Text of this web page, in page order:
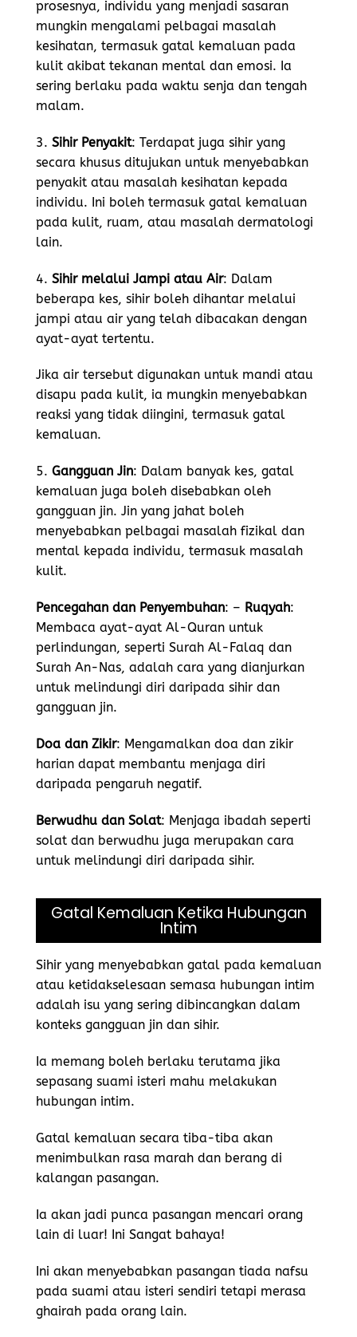
prosesnya, individu yang menjadi sasaran
mungkin mengalami pelbagai masalah
kesihatan, termasuk gatal kemaluan pada
kulit akibat tekanan mental dan emosi. Ia
sering berlaku pada waktu senja dan tengah
malam.
3. Sihir Penyakit: Terdapat juga sihir yang
secara khusus ditujukan untuk menyebabkan
penyakit atau masalah kesihatan kepada
individu. Ini boleh termasuk gatal kemaluan
pada kulit, ruam, atau masalah dermatologi
lain.
4. Sihir melalui Jampi atau Air: Dalam
beberapa kes, sihir boleh dihantar melalui
jampi atau air yang telah dibacakan dengan
ayat-ayat tertentu.
Jika air tersebut digunakan untuk mandi atau
disapu pada kulit, ia mungkin menyebabkan
reaksi yang tidak diingini, termasuk gatal
kemaluan.
5. Gangguan Jin: Dalam banyak kes, gatal
kemaluan juga boleh disebabkan oleh
gangguan jin. Jin yang jahat boleh
menyebabkan pelbagai masalah fizikal dan
mental kepada individu, termasuk masalah
kulit.
Pencegahan dan Penyembuhan: – Ruqyah:
Membaca ayat-ayat Al-Quran untuk
perlindungan, seperti Surah Al-Falaq dan
Surah An-Nas, adalah cara yang dianjurkan
untuk melindungi diri daripada sihir dan
gangguan jin.
Doa dan Zikir: Mengamalkan doa dan zikir
harian dapat membantu menjaga diri
daripada pengaruh negatif.
Berwudhu dan Solat: Menjaga ibadah seperti
solat dan berwudhu juga merupakan cara
untuk melindungi diri daripada sihir.
Gatal Kemaluan Ketika Hubungan
Intim
Sihir yang menyebabkan gatal pada kemaluan
atau ketidakselesaan semasa hubungan intim
adalah isu yang sering dibincangkan dalam
konteks gangguan jin dan sihir.
Ia memang boleh berlaku terutama jika
sepasang suami isteri mahu melakukan
hubungan intim.
Gatal kemaluan secara tiba-tiba akan
menimbulkan rasa marah dan berang di
kalangan pasangan.
Ia akan jadi punca pasangan mencari orang
lain di luar! Ini Sangat bahaya!
Ini akan menyebabkan pasangan tiada nafsu
pada suami atau isteri sendiri tetapi merasa
ghairah pada orang lain.